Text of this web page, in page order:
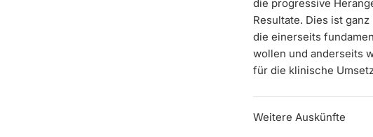
die progressive
Resultate. Dies ist
die einerseits
wollen und anderseits
für die klinische
Weitere Auskünfte